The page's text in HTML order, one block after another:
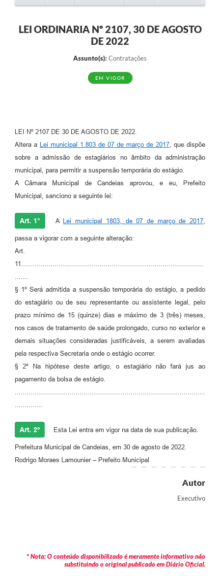
Denúncia de Lotes sujos e entulhos
Portal da Transparência
Fila de espera SUS
Canal da Ouvidoria
Prevican
Publicações
Vigilância em Saúde
Creche Municipal
Farmácia Municipal
REMUME
Contratos
Carta de Serviços
Legislação
Legislação para Concurso
Sic
Prestação de Contas Secretaria de Educação
LEI ORDINARIA Nº 2107, 30 DE AGOSTO
DE 2022
Assunto(s): Contratações
EM VIGOR
LEI Nº 2107 DE 30 DE AGOSTO DE 2022.
Altera a Lei municipal 1.803 de 07 de março de 2017, que dispõe
sobre a admissão de estagiários no âmbito da administração
municipal, para permitir a suspensão temporária do estágio.
A Câmara Municipal de Candeias aprovou, e eu, Prefeito
Municipal, sanciono a seguinte lei:
Art. 1° A Lei municipal 1803, de 07 de março de 2017,
passa a vigorar com a seguinte alteração:
Art.
11.............................................................................................
.......
§ 1º Será admitida a suspensão temporária do estágio, a pedido
do estagiário ou de seu representante ou assistente legal, pelo
prazo mínimo de 15 (quinze) dias e máximo de 3 (três) meses,
nos casos de tratamento de saúde prolongado, curso no exterior e
demais situações consideradas justificáveis, a serem avaliadas
pela respectiva Secretaria onde o estágio ocorrer.
§ 2º Na hipótese deste artigo, o estagiário não fará jus ao
pagamento da bolsa de estágio.
.................................................................................................
..............
Art. 2º Esta Lei entra em vigor na data de sua publicação.
Prefeitura Municipal de Candeias, em 30 de agosto de 2022.
Rodrigo Moraes Lamounier – Prefeito Municipal
Autor
Executivo
* Nota: O conteúdo disponibilizado é meramente informativo não
substituindo o original publicado em Diário Oficial.